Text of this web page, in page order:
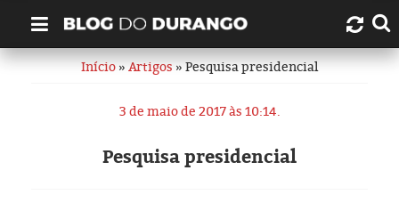
Quem é Durango Duarte?
Links úteis
Contato
Início»Artigos» Pesquisa presidencial
3 de maio de 2017 às 10:14.
Pesquisa presidencial